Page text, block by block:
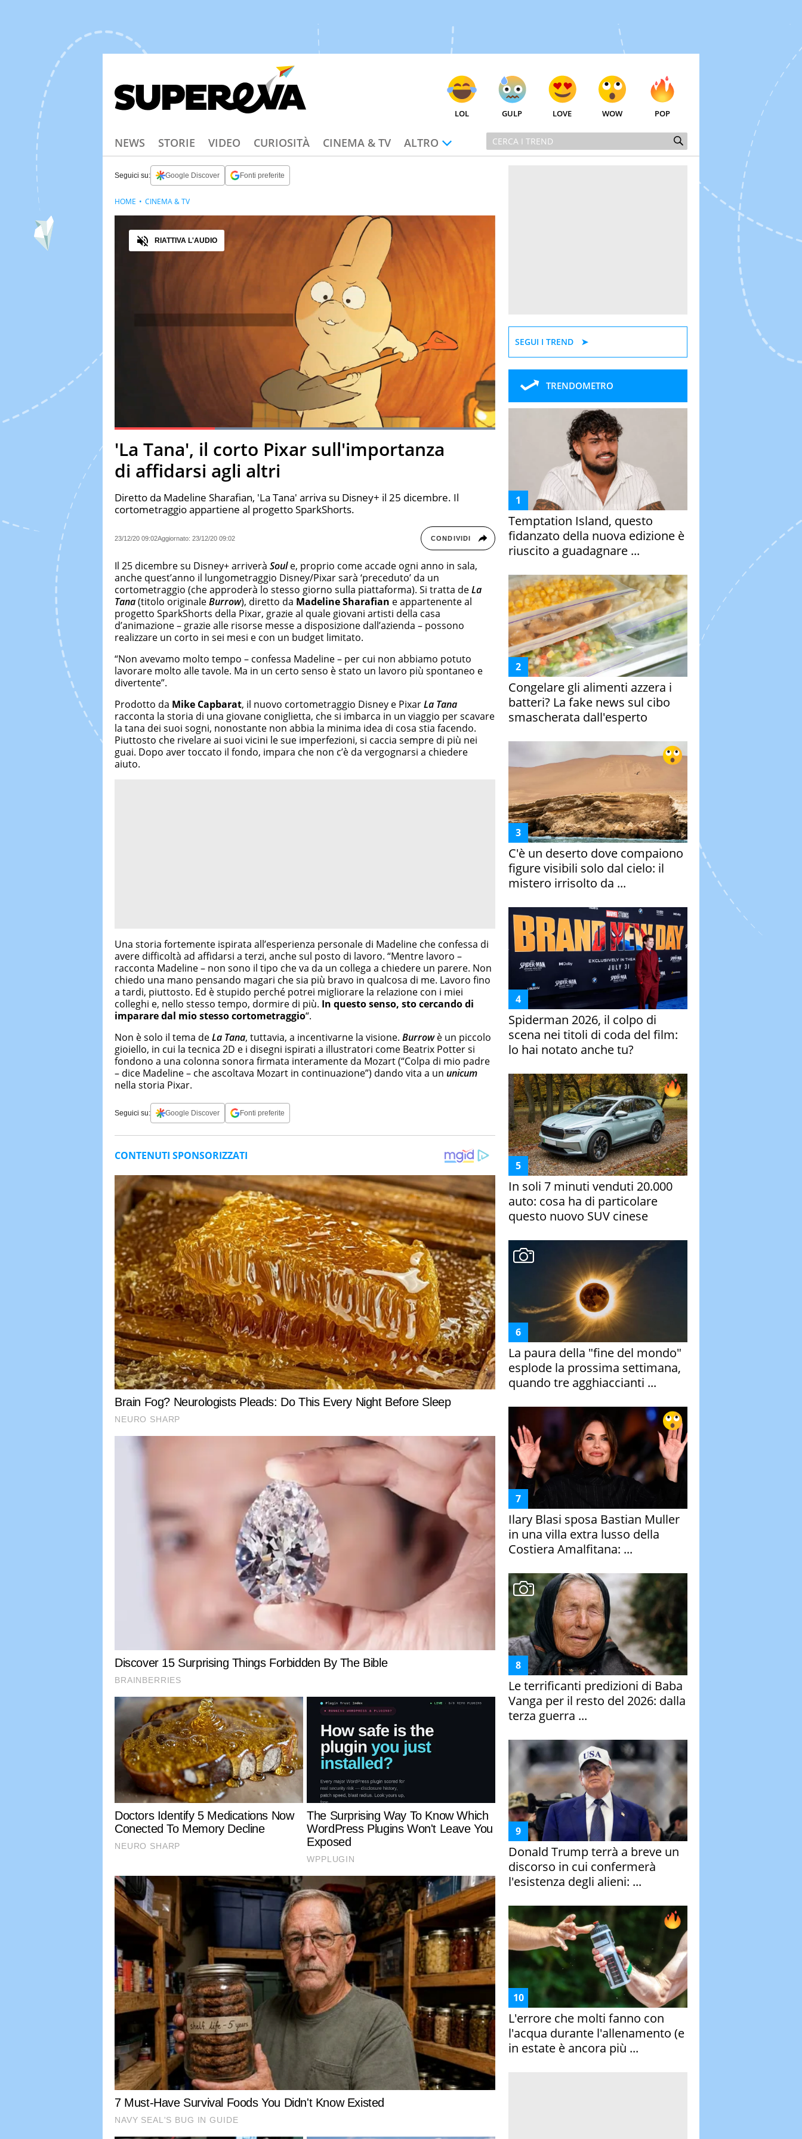
LOL GULP LOVE WOW POP
NEWS STORIE VIDEO CURIOSITÀ CINEMA & TV ALTRO
Seguici su: Google Discover Fonti preferite
PauseUnmuteCurrent TimeDuration
1:09
Loaded:100.00%
Fullscreen
Audio
RIATTIVA L'AUDIO
'La Tana', il corto Pixar sull'importanza
di affidarsi agli altri
Diretto da Madeline Sharafian, 'La Tana' arriva su Disney+ il 25 dicembre. Il
cortometraggio appartiene al progetto SparkShorts.
23/12/20 09:02Aggiornato: 23/12/20 09:02 CONDIVIDI
HOME CINEMA & TV
Il 25 dicembre su Disney+ arriverà Soul e, proprio come accade ogni anno in sala,
anche quest’anno il lungometraggio Disney/Pixar sarà ‘preceduto’ da un
cortometraggio (che approderà lo stesso giorno sulla piattaforma). Si tratta deLa
Tana(titolo originaleBurrow), diretto da Madeline Sharafian e appartenente al
progetto SparkShorts della Pixar, grazie al quale giovani artisti della casa
d’animazione – grazie alle risorse messe a disposizione dall’azienda – possono
realizzare un corto in sei mesi e con un budget limitato.
“Non avevamo molto tempo – confessa Madeline – per cui non abbiamo potuto
lavorare molto alle tavole. Ma in un certo senso è stato un lavoro più spontaneo e
divertente”.
Prodotto da Mike Capbarat, il nuovo cortometraggio Disney e PixarLa Tana
racconta la storia di una giovane coniglietta, che si imbarca in un viaggio per scavare
la tana dei suoi sogni, nonostante non abbia la minima idea di cosa stia facendo.
Piuttosto che rivelare ai suoi vicini le sue imperfezioni, si caccia sempre di più nei
guai. Dopo aver toccato il fondo, impara che non c’è da vergognarsi a chiedere
aiuto.
Una storia fortemente ispirata all’esperienza personale di Madeline che confessa di
avere difficoltà ad affidarsi a terzi, anche sul posto di lavoro. “Mentre lavoro –
racconta Madeline – non sono il tipo che va da un collega a chiedere un parere. Non
chiedo una mano pensando magari che sia più bravo in qualcosa di me. Lavoro fino
a tardi, piuttosto. Ed è stupido perché potrei migliorare la relazione con i miei
colleghi e, nello stesso tempo, dormire di più. In questo senso, sto cercando di
imparare dal mio stesso cortometraggio“.
Non è solo il tema deLa Tana, tuttavia, a incentivarne la visione. Burrowè un piccolo
gioiello, in cui la tecnica 2D e i disegni ispirati a illustratori come Beatrix Potter si
fondono a una colonna sonora firmata interamente da Mozart (“Colpa di mio padre
– dice Madeline – che ascoltava Mozart in continuazione”) dando vita a un unicum
nella storia Pixar.
Seguici su: Google Discover Fonti preferite
SEGUI I TREND
TRENDOMETRO
Temptation Island, questo
fidanzato della nuova edizione è
riuscito a guadagnare ...
Congelare gli alimenti azzera i
batteri? La fake news sul cibo
smascherata dall'esperto
C'è un deserto dove compaiono
figure visibili solo dal cielo: il
mistero irrisolto da ...
Spiderman 2026, il colpo di
scena nei titoli di coda del film:
lo hai notato anche tu?
In soli 7 minuti venduti 20.000
auto: cosa ha di particolare
questo nuovo SUV cinese
La paura della "fine del mondo"
esplode la prossima settimana,
quando tre agghiaccianti ...
Ilary Blasi sposa Bastian Muller
in una villa extra lusso della
Costiera Amalfitana: ...
Le terrificanti predizioni di Baba
Vanga per il resto del 2026: dalla
terza guerra ...
Donald Trump terrà a breve un
discorso in cui confermerà
l'esistenza degli alieni: ...
L'errore che molti fanno con
l'acqua durante l'allenamento (e
in estate è ancora più ...